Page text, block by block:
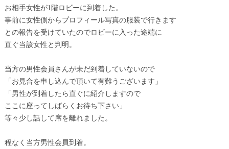
お相手女性が1階ロビーに到着した。
事前に女性側からプロフィール写真の服装で行きます
との報告を受けていたのでロビーに入った途端に
直ぐ当該女性と判明。
当方の男性会員さんが未だ到着していないので
「お見合を申し込んで頂いて有難うございます」
「男性が到着したら直ぐに紹介しますので
ここに座ってしばらくお待ち下さい」
等々少し話して席を離れました。
程なく当方男性会員到着。